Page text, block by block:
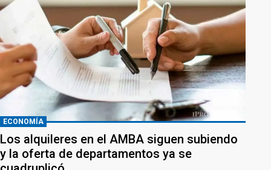
ECONOMÍA
Los alquileres en el AMBA siguen subiendo
y la oferta de departamentos ya se